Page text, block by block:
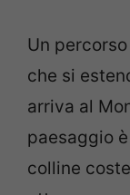
Un
che si
arriva al
paesaggio
colline